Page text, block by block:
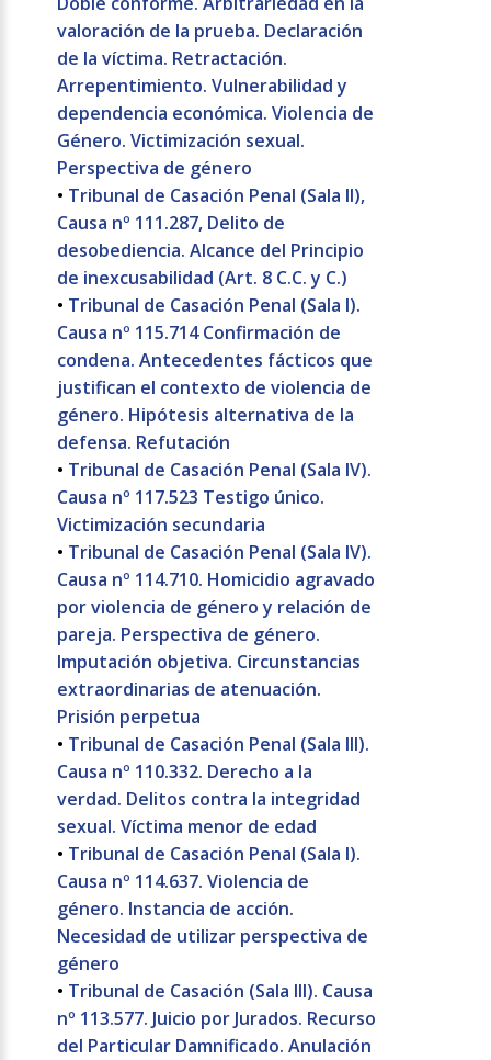
valoración de la prueba. Declaración
de la víctima. Retractación.
Arrepentimiento. Vulnerabilidad y
dependencia económica. Violencia de
Género. Victimización sexual.
Perspectiva de género
• Tribunal de Casación Penal (Sala II),
Causa nº 111.287, Delito de
desobediencia. Alcance del Principio
de inexcusabilidad (Art. 8 C.C. y C.)
• Tribunal de Casación Penal (Sala I).
Causa nº 115.714 Confirmación de
condena. Antecedentes fácticos que
justifican el contexto de violencia de
género. Hipótesis alternativa de la
defensa. Refutación
• Tribunal de Casación Penal (Sala IV).
Causa nº 117.523 Testigo único.
Victimización secundaria
• Tribunal de Casación Penal (Sala IV).
Causa nº 114.710. Homicidio agravado
por violencia de género y relación de
pareja. Perspectiva de género.
Imputación objetiva. Circunstancias
extraordinarias de atenuación.
Prisión perpetua
• Tribunal de Casación Penal (Sala III).
Causa nº 110.332. Derecho a la
verdad. Delitos contra la integridad
sexual. Víctima menor de edad
• Tribunal de Casación Penal (Sala I).
Causa nº 114.637. Violencia de
género. Instancia de acción.
Necesidad de utilizar perspectiva de
género
• Tribunal de Casación (Sala III). Causa
nº 113.577. Juicio por Jurados. Recurso
del Particular Damnificado. Anulación